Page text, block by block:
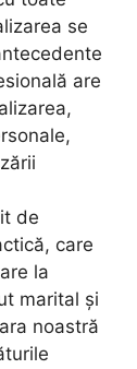
se
are
de
care
la
marital și
noastră